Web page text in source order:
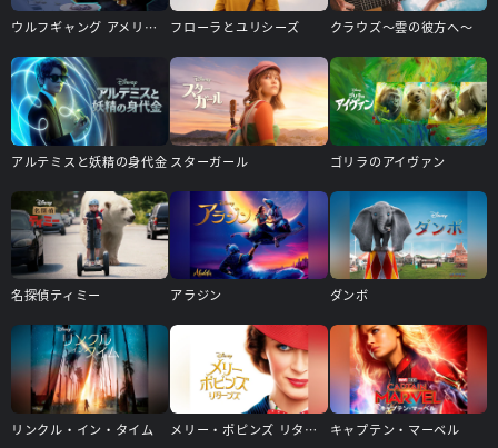
ウルフギャング アメリカン・スターシェフ フローラとユリシーズ クラウズ～雲の彼方へ～
アルテミスと妖精の身代金 スターガール ゴリラのアイヴァン
名探偵ティミー アラジン ダンボ
リンクル・イン・タイム メリー・ポピンズ リターンズ キャプテン・マーベル